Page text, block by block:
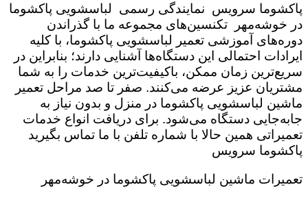
پاکشوما سرویس نمایندگی رسمی لباسشویی پاکشوما
در خوشه‌مهر تکنسین‌های مجموعه ما با گذراندن
دوره‌های آموزشی تعمیر لباسشویی پاکشوما، با کلیه
ایرادات احتمالی این دستگاه‌ها آشنایی دارند؛ بنابراین در
سریع‌ترین زمان ممکن، باکیفیت‌ترین خدمات را به شما
مشتریان عزیز عرضه می‌کنند. صفر تا صد مراحل تعمیر
ماشین لباسشویی پاکشوما در منزل و بدون نیاز به
جابه‌جایی دستگاه می‌شود. برای دریافت انواع خدمات
تعمیراتی همین حالا با شماره تلفن با ما تماس بگیرید
پاکشوما سرویس
تعمیرات ماشین لباسشویی پاکشوما در خوشه‌مهر